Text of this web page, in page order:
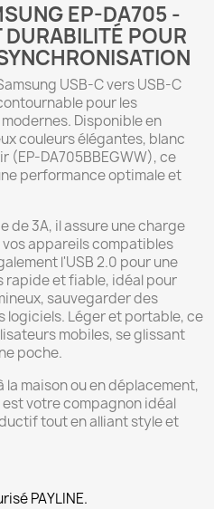
EP-DA705 -
POUR
USB-C vers USB-C
pour les
Disponible en
couleurs élégantes, blanc
(EP-DA705BBEGWW), ce
performance optimale et
de 3A, il assure une charge
appareils compatibles
l'USB 2.0 pour une
rapide et fiable, idéal pour
sauvegarder des
logiciels. Léger et portable, ce
mobiles, se glissant
poche.
la maison ou en déplacement,
est votre compagnon idéal
tout en alliant style et
PAYLINE.